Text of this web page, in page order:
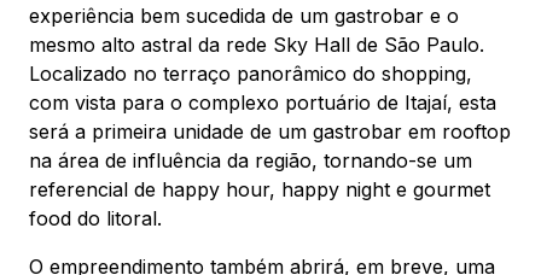
Vitrine virtual
experiência bem sucedida de um gastrobar e o
mesmo alto astral da rede Sky Hall de São Paulo.
Localizado no terraço panorâmico do shopping,
com vista para o complexo portuário de Itajaí, esta
será a primeira unidade de um gastrobar em rooftop
na área de influência da região, tornando-se um
referencial de happy hour, happy night e gourmet
food do litoral.
O empreendimento também abrirá, em breve, uma